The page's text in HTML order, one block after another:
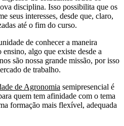
disciplina. Isso possibilita que os
seus interesses, desde que, claro,
até o fim do curso.
de conhecer a maneira
algo que existe desde a
são nossa grande missão, por isso
de trabalho.
de Agronomia semipresencial é
quem tem afinidade com o tema
formação mais flexível, adequada